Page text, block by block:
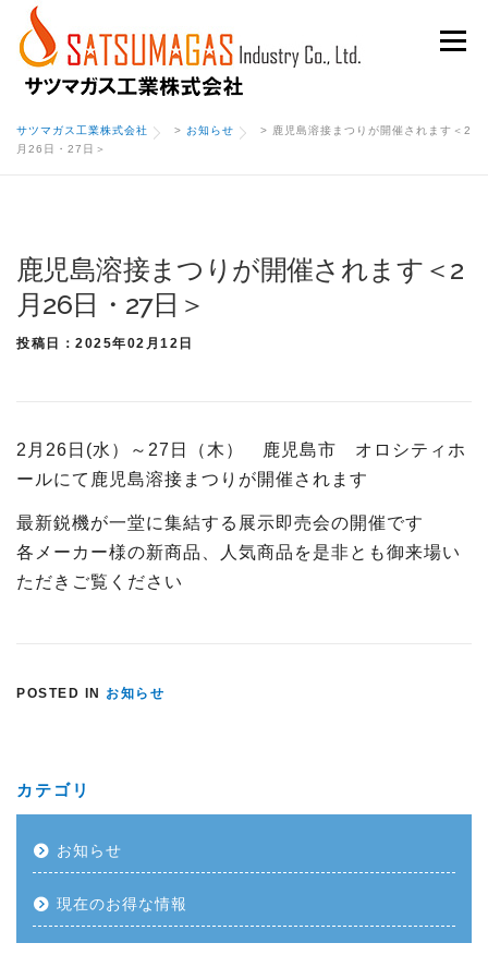
Skip
content
Menu
サツマガス工業株式会社 > お知らせ > 鹿児島溶接まつりが開催されます＜2
月26日・27日＞
鹿児島溶接まつりが開催されます＜2
月26日・27日＞
投稿日：2025年02月12日
2月26日(水）～27日（木） 鹿児島市 オロシティホ
ールにて鹿児島溶接まつりが開催されます
最新鋭機が一堂に集結する展示即売会の開催です
各メーカー様の新商品、人気商品を是非とも御来場い
ただきご覧ください
POSTED IN お知らせ
カテゴリ
お知らせ
現在のお得な情報